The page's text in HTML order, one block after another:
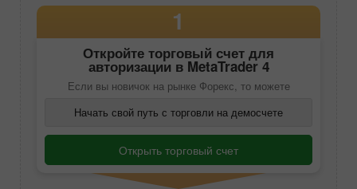
1
Откройте торговый счет для
авторизации в MetaTrader 4
Если вы новичок на рынке Форекс, то можете
Начать свой путь с торговли на демосчете
Открыть торговый счет